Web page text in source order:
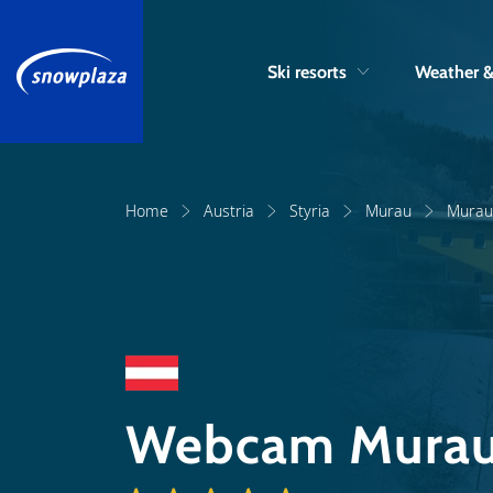
Ski resorts Weather
Home Austria Styria Murau Murau
Webcam